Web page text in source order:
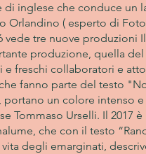
di inglese che conduce
Orlandino ( esperto di
vede tre nuove
produzione, quella
freschi collaboratori e
fanno parte del testo
un colore intenso
Tommaso Urselli. Il 2017
che con il testo
degli emarginati,